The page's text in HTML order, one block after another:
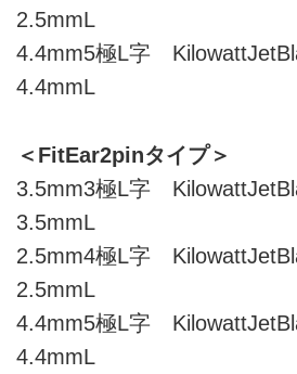
2.5mmL
4.4mm5極L字
4.4mmL
＜FitEar2pinタイプ＞
3.5mm3極L字
3.5mmL
2.5mm4極L字
2.5mmL
4.4mm5極L字
4.4mmL